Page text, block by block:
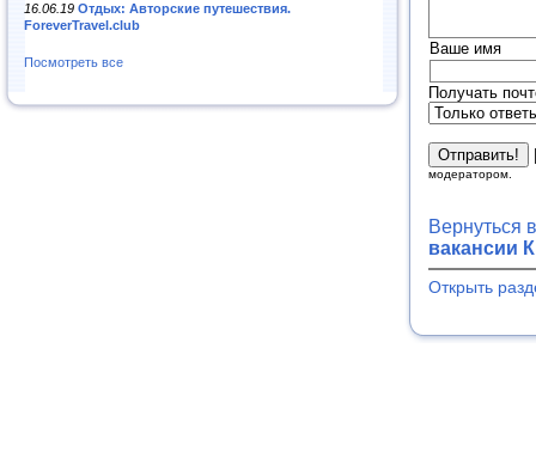
16.06.19 Отдых: Авторские путешествия.
ForeverTravel.club
Посмотреть все
Ваше имя
Получать
модератором.
Вернуться
вакансии
Открыть